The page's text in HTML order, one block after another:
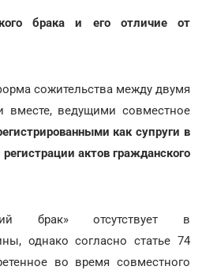
брака и его отличие от
сожительства между двумя
ведущими совместное
как супруги в
регистрации актов гражданского
брак» отсутствует в
однако согласно статье 74
во время совместного